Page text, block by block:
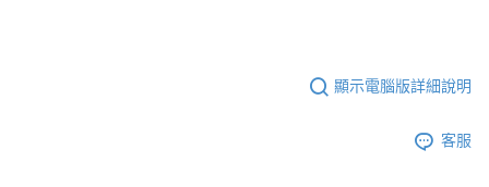
顯示電腦版詳細說明
客服